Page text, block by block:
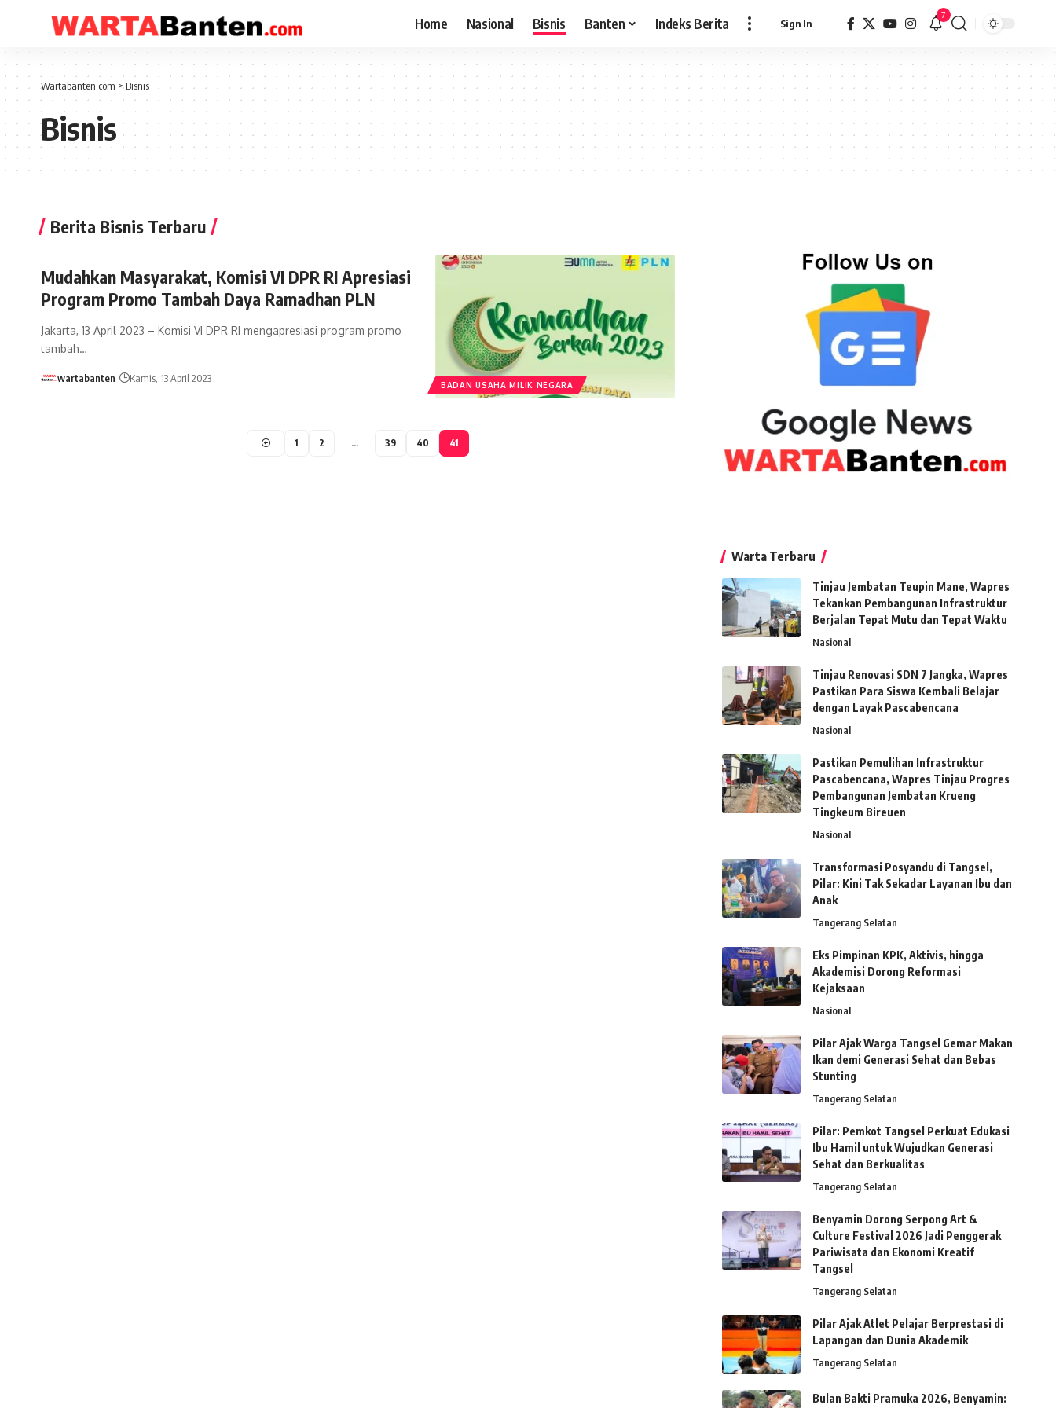
Home Nasional Bisnis Banten Indeks Berita Sign In
7
Wartabanten.com >Bisnis
Bisnis
Berita Bisnis Terbaru
BADAN USAHA MILIK NEGARA
Mudahkan Masyarakat, Komisi VI DPR RI Apresiasi
Program Promo Tambah Daya Ramadhan PLN
Jakarta, 13 April 2023 – Komisi VI DPR RI mengapresiasi program promo
tambah…
wartabanten Kamis, 13 April 2023
1 2 … 39 40 41
Warta Terbaru
Tinjau Jembatan Teupin Mane, Wapres
Tekankan Pembangunan Infrastruktur
Berjalan Tepat Mutu dan Tepat Waktu
Nasional
Tinjau Renovasi SDN 7 Jangka, Wapres
Pastikan Para Siswa Kembali Belajar
dengan Layak Pascabencana
Nasional
Pastikan Pemulihan Infrastruktur
Pascabencana, Wapres Tinjau Progres
Pembangunan Jembatan Krueng
Tingkeum Bireuen
Nasional
Transformasi Posyandu di Tangsel,
Pilar: Kini Tak Sekadar Layanan Ibu dan
Anak
Tangerang Selatan
Eks Pimpinan KPK, Aktivis, hingga
Akademisi Dorong Reformasi
Kejaksaan
Nasional
Pilar Ajak Warga Tangsel Gemar Makan
Ikan demi Generasi Sehat dan Bebas
Stunting
Tangerang Selatan
Pilar: Pemkot Tangsel Perkuat Edukasi
Ibu Hamil untuk Wujudkan Generasi
Sehat dan Berkualitas
Tangerang Selatan
Benyamin Dorong Serpong Art &
Culture Festival 2026 Jadi Penggerak
Pariwisata dan Ekonomi Kreatif
Tangsel
Tangerang Selatan
Pilar Ajak Atlet Pelajar Berprestasi di
Lapangan dan Dunia Akademik
Tangerang Selatan
Bulan Bakti Pramuka 2026, Benyamin: